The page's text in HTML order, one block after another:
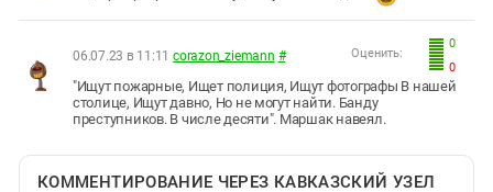
0
0
Оценить:
06.07.23 в 11:11 corazon_ziemann #
"Ищут пожарные, Ищет полиция, Ищут фотографы В нашей
столице, Ищут давно, Но не могут найти. Банду
преступников. В числе десяти". Маршак навеял.
КОММЕНТИРОВАНИЕ ЧЕРЕЗ КАВКАЗСКИЙ УЗЕЛ